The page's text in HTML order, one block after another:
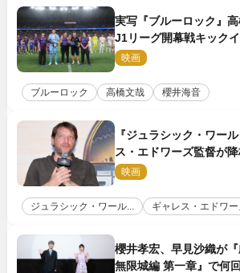
実写『ブルーロック』高
J1リーグ開幕戦キック
＆喜びの声到着
映画
ブルーロック 高橋文哉 櫻井海音
『ジュラシック・ワー
ス・エドワーズ監督が
映画
ジュラシック・ワール... ギャレス・エドワ
櫻井孝宏、早見沙織が『
無限城編 第一章』で何